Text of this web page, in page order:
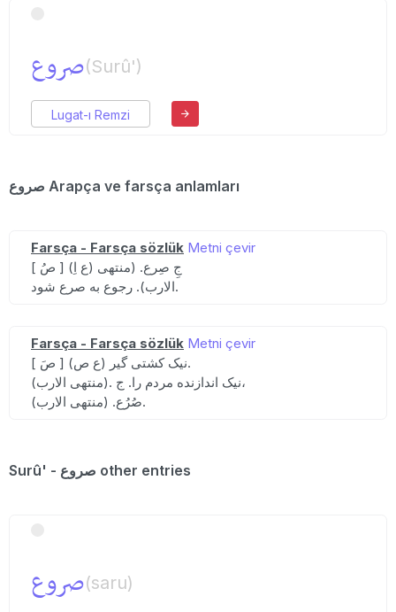
صروع(Surû')
Lugat-ı Remzi
صروع Arapça ve farsça anlamları
Farsça - Farsça sözlük Metni çevir
[ صُ ] (ع اِ) جِ صِرع. (منتهی
الارب). رجوع به صرع شود.
Farsça - Farsça sözlük Metni çevir
[ صَ ] (ع ص) نیک کشتی گیر.
(منتهی الارب). نیک اندازنده مردم را. ج،
صُرُع. (منتهی الارب).
Surû' - صروع other entries
صروع(saru)